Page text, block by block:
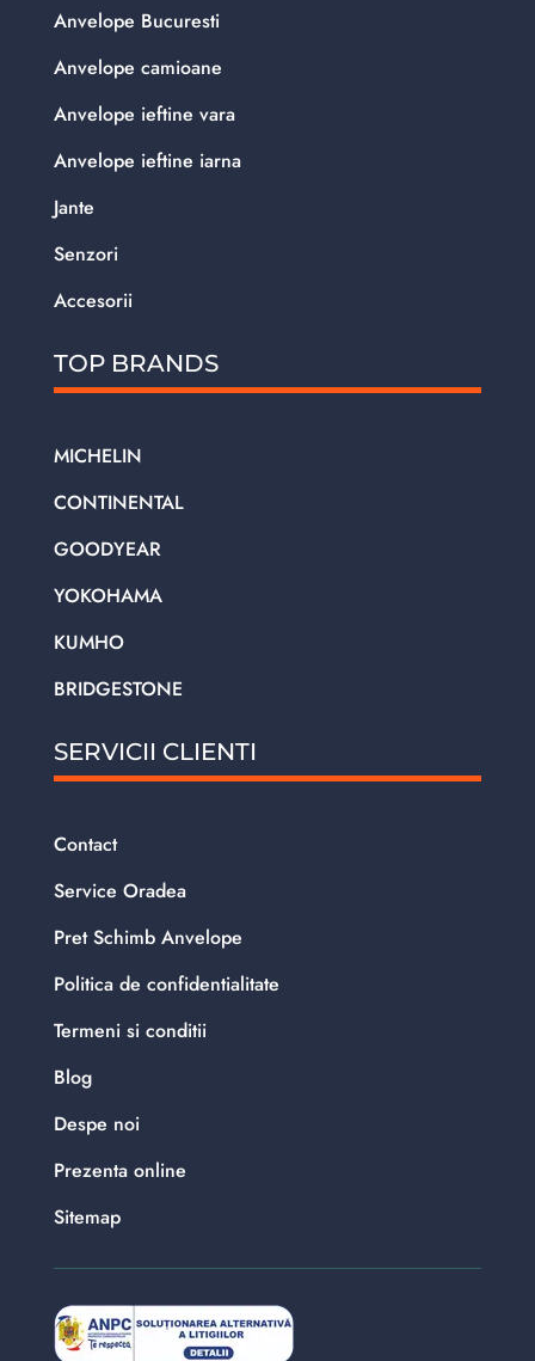
Anvelope Bucuresti
Anvelope camioane
Anvelope ieftine vara
Anvelope ieftine iarna
Jante
Senzori
Accesorii
TOP BRANDS
MICHELIN
CONTINENTAL
GOODYEAR
YOKOHAMA
KUMHO
BRIDGESTONE
SERVICII CLIENTI
Contact
Service Oradea
Pret Schimb Anvelope
Politica de confidentialitate
Termeni si conditii
Blog
Despe noi
Prezenta online
Sitemap